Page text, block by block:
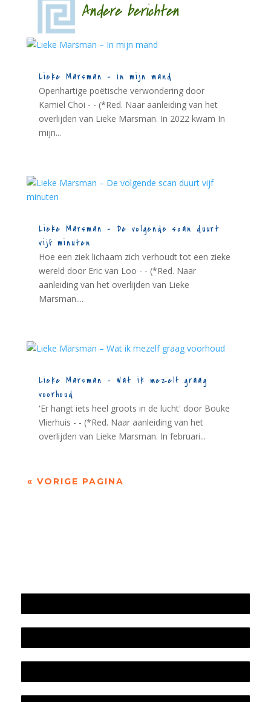
Andere berichten
Lieke Marsman – In mijn mand
Openhartige poëtische verwondering door
Kamiel Choi - - (*Red. Naar aanleiding van het
overlijden van Lieke Marsman. In 2022 kwam In
mijn...
Lieke Marsman – De volgende scan duurt
vijf minuten
Hoe een ziek lichaam zich verhoudt tot een zieke
wereld door Eric van Loo - - (*Red. Naar
aanleiding van het overlijden van Lieke
Marsman....
Lieke Marsman – Wat ik mezelf graag
voorhoud
'Er hangt iets heel groots in de lucht' door Bouke
Vlierhuis - - (*Red. Naar aanleiding van het
overlijden van Lieke Marsman. In februari...
« VORIGE PAGINA